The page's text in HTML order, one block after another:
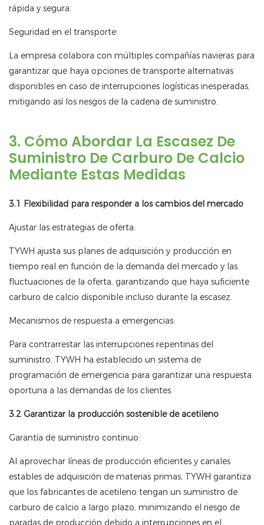
rápida y segura.
Seguridad en el transporte:
La empresa colabora con múltiples compañías navieras para
garantizar que haya opciones de transporte alternativas
disponibles en caso de interrupciones logísticas inesperadas,
mitigando así los riesgos de la cadena de suministro.
3. Cómo Abordar La Escasez De
Suministro De Carburo De Calcio
Mediante Estas Medidas
3.1 Flexibilidad para responder a los cambios del mercado
Ajustar las estrategias de oferta:
TYWH ajusta sus planes de adquisición y producción en
tiempo real en función de la demanda del mercado y las
fluctuaciones de la oferta, garantizando que haya suficiente
carburo de calcio disponible incluso durante la escasez.
Mecanismos de respuesta a emergencias:
Para contrarrestar las interrupciones repentinas del
suministro, TYWH ha establecido un sistema de
programación de emergencia para garantizar una respuesta
oportuna a las demandas de los clientes.
3.2 Garantizar la producción sostenible de acetileno
Garantía de suministro continuo:
Al aprovechar líneas de producción eficientes y canales
estables de adquisición de materias primas, TYWH garantiza
que los fabricantes de acetileno tengan un suministro de
carburo de calcio a largo plazo, minimizando el riesgo de
paradas de producción debido a interrupciones en el